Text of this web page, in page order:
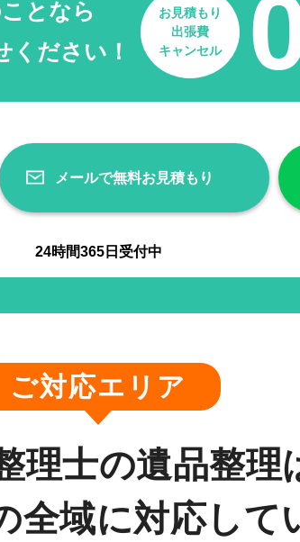
お見積もり
出張費
キャンセル
となら
ください！
メールで無料お見積もり
24時間365日受付中
ご対応エリア
理士の遺品整理
全域に対応して